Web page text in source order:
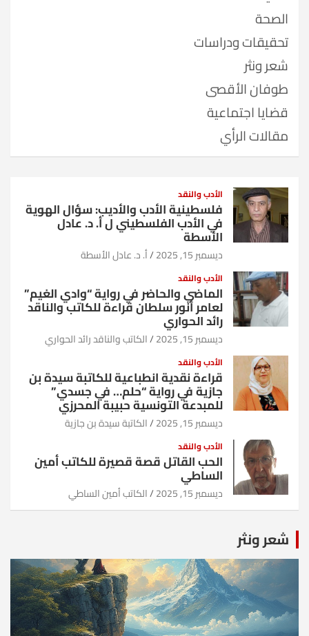
الصحة
تحقيقات ودراسات
شعر ونثر
طوفان الأقصى
قضايا اجتماعية
مقالات الرأي
الأدب والنقد
فلسطينية الأدب والأديب: سؤال الهوية
في الأدب الفلسطيني ل أ. د. عادل
الأسطة
ديسمبر 15, 2025 أ. د. عادل الأسطة
الأدب والنقد
الماضي والحاضر في رواية “وادي الغيم”
لعامر أنور سلطان قراءة للكاتب والناقد
رائد الحواري
ديسمبر 15, 2025 الكاتب والناقد رائد الحواري
الأدب والنقد
قراءة نقدية انطباعية للكاتبة سيدة بن
جازية في رواية “حلم… في جسدي”
للمبدعة التونسية حبيبة المحرزي
ديسمبر 15, 2025 الكاتبة سيدة بن جازية
الأدب والنقد
الحب القاتل قصة قصيرة للكاتب أمين
الساطي
ديسمبر 15, 2025 الكاتب أمين الساطي
شعر ونثر